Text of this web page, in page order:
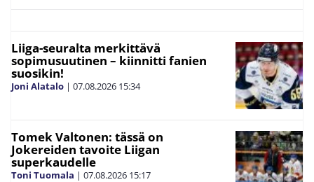
Liiga-seuralta merkittävä
sopimusuutinen – kiinnitti fanien
suosikin!
Joni Alatalo | 07.08.2026 15:34
Tomek Valtonen: tässä on
Jokereiden tavoite Liigan
superkaudelle
Toni Tuomala | 07.08.2026 15:17